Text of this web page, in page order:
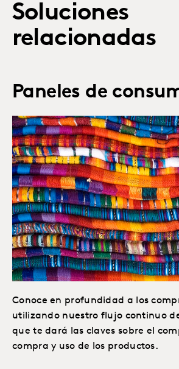
Soluciones
relacionadas
Paneles de
Conoce en profundidad a los
utilizando nuestro flujo continuo
que te dará las claves sobre el
compra y uso de los productos.